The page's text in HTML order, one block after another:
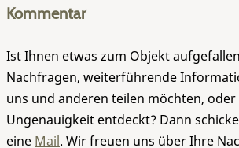
Kommentar
Ist Ihnen etwas zum Objekt
Nachfragen, weiterführende
uns und anderen teilen möchten, oder
Ungenauigkeit entdeckt? Dann
eine Mail. Wir freuen uns über Ihre